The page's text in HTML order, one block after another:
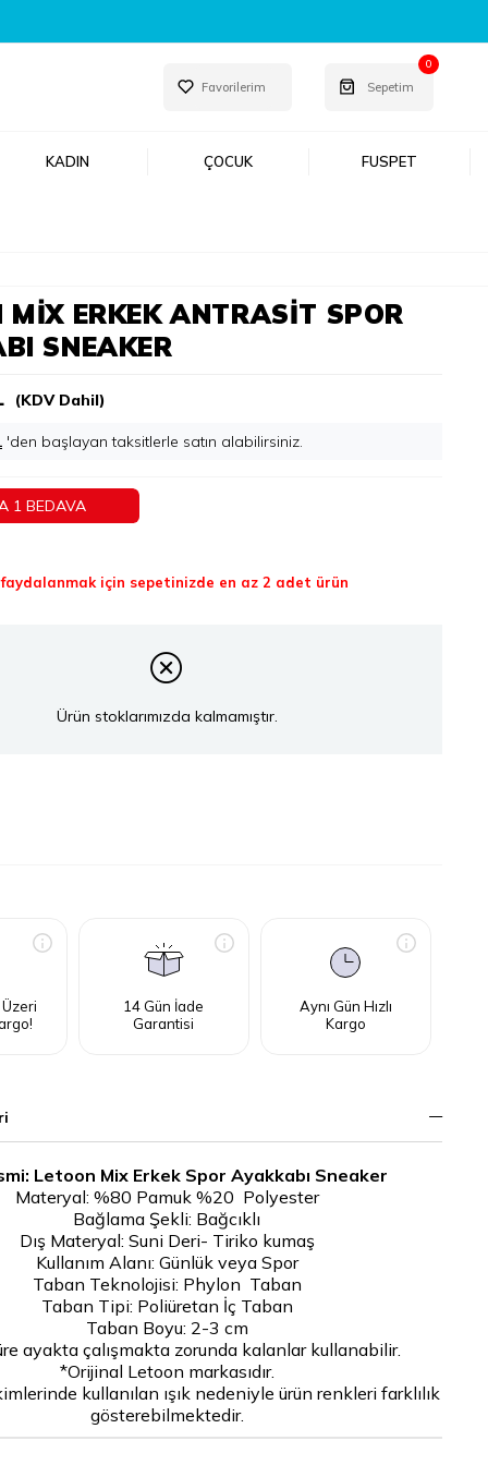
Favorilerim Sepetim
0
KADIN ÇOCUK FUSPET
MIX ERKEK ANTRASIT SPOR
SNEAKER
(KDV Dahil)
'den başlayan taksitlerle
1 BEDAVA
için sepetinizde en az 2 adet ürün
Ürün stoklarımızda kalmamıştır.
14 Gün İade
Garantisi
Aynı Gün Hızlı
Kargo
Letoon Mix Erkek Spor Ayakkabı Sneaker
Materyal: %80 Pamuk %20 Polyester
Bağlama Şekli: Bağcıklı
Dış Materyal: Suni Deri- Tiriko kumaş
Kullanım Alanı: Günlük veya Spor
Taban Teknolojisi: Phylon Taban
Taban Tipi: Poliüretan İç Taban
Taban Boyu: 2-3 cm
ayakta çalışmakta zorunda kalanlar kullanabilir.
*Orijinal Letoon markasıdır.
kullanılan ışık nedeniyle ürün renkleri farklılık
gösterebilmektedir.